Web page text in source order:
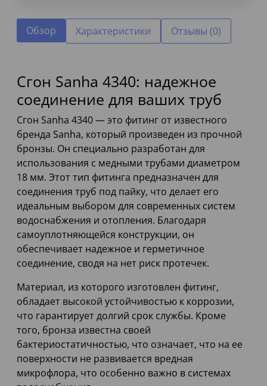
Обзор Характеристики Отзывы (0)
Сгон Sanha 4340: надежное
соединение для ваших труб
Сгон Sanha 4340 — это фитинг от известного
бренда Sanha, который произведен из прочной
бронзы. Он специально разработан для
использования с медными трубами диаметром
18 мм. Этот тип фитинга предназначен для
соединения труб под пайку, что делает его
идеальным выбором для современных систем
водоснабжения и отопления. Благодаря
самоуплотняющейся конструкции, он
обеспечивает надежное и герметичное
соединение, сводя на нет риск протечек.
Материал, из которого изготовлен фитинг,
обладает высокой устойчивостью к коррозии,
что гарантирует долгий срок службы. Кроме
того, бронза известна своей
бактериостатичностью, что означает, что на ее
поверхности не развивается вредная
микрофлора, что особенно важно в системах